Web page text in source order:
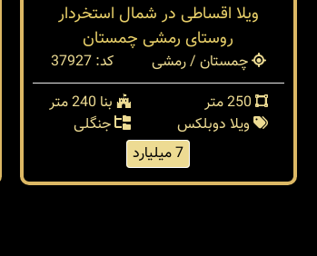
ویلا اقساطی در شمال استخردار
روستای رمشی چمستان
چمستان / رمشی
کد: 37927
بنا 240 متر
ویلا دوبلکس
جنگلی
7 میلیارد